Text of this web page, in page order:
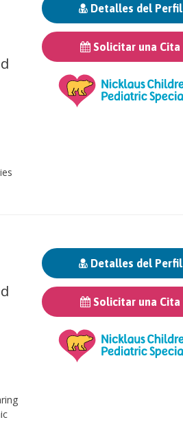
Detalles del Perfil
Solicitar una Cita
Detalles del Perfil
Solicitar una Cita